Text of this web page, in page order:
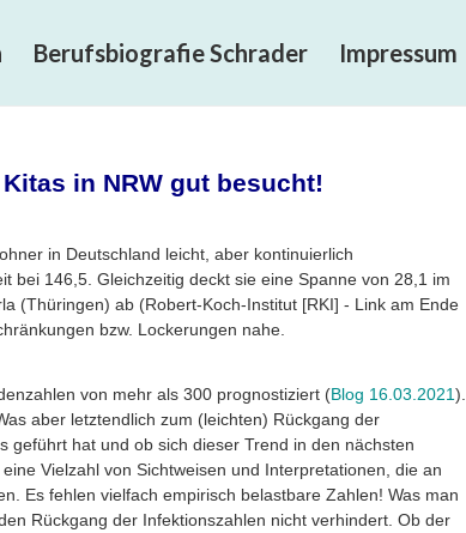
Berufsbiografie Schrader Impressum
in NRW gut besucht!
in Deutschland leicht, aber kontinuierlich
bei 146,5. Gleichzeitig deckt sie eine Spanne von 28,1 im
(Thüringen) ab (Robert-Koch-Institut [RKI] - Link am Ende
bzw. Lockerungen nahe.
von mehr als 300 prognostiziert (Blog 16.03.2021).
aber letztendlich zum (leichten) Rückgang der
geführt hat und ob sich dieser Trend in den nächsten
Vielzahl von Sichtweisen und Interpretationen, die an
Es fehlen vielfach empirisch belastbare Zahlen! Was man
Rückgang der Infektionszahlen nicht verhindert. Ob der